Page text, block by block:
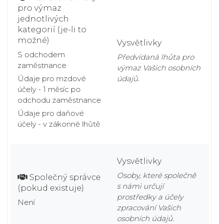
pro výmaz
jednotlivých
kategorií (je-li to
možné)
S odchodem
zaměstnance
Údaje pro mzdové
účely - 1 měsíc po
odchodu zaměstnance
Údaje pro daňové
účely - v zákonné lhůtě
Vysvětlivky
Předvídaná lhůta pro
výmaz Vašich osobních
údajů.
Společný správce
(pokud existuje)
Není
Vysvětlivky
Osoby, které společně
s námi určují
prostředky a účely
zpracování Vašich
osobních údajů.